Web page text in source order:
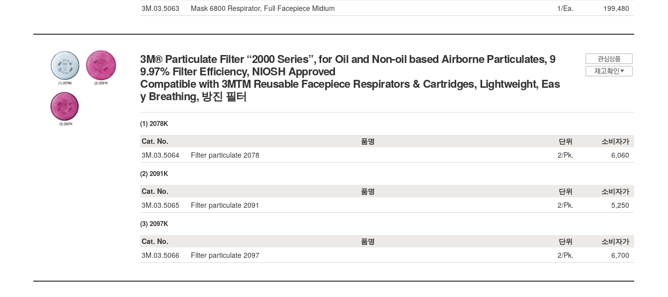
3M.03.5063
Mask 6800 Respirator, Full Facepiece Midium 1/Ea. 199,480
3M® Particulate Filter “2000 Series”, for Oil and Non-oil based Airborne Particulates, 9
9.97% Filter Efficiency, NIOSH Approved
Compatible with 3MTM Reusable Facepiece Respirators & Cartridges, Lightweight, Eas
y Breathing, 방진 필터
(1) 2078K
Cat. No. 품명 단위
소비자가
3M.03.5064
Filter particulate 2078 2/Pk. 6,060
(2) 2091K
Cat. No. 품명 단위
소비자가
3M.03.5065
Filter particulate 2091 2/Pk. 5,250
(3) 2097K
Cat. No. 품명 단위
소비자가
3M.03.5066
Filter particulate 2097 2/Pk. 6,700